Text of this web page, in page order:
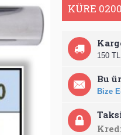
KÜRE
150
Bu
Bize